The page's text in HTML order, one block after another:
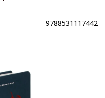
9788531117442